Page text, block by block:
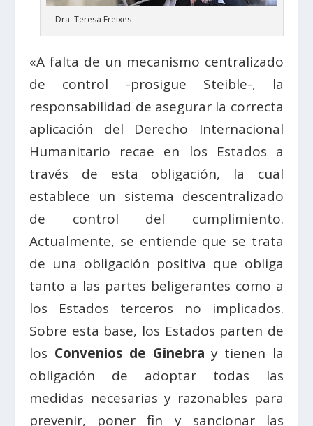
Dra. Teresa Freixes
«A falta de un mecanismo centralizado
de control -prosigue Steible-, la
responsabilidad de asegurar la correcta
aplicación del Derecho Internacional
Humanitario recae en los Estados a
través de esta obligación, la cual
establece un sistema descentralizado
de control del cumplimiento.
Actualmente, se entiende que se trata
de una obligación positiva que obliga
tanto a las partes beligerantes como a
los Estados terceros no implicados.
Sobre esta base, los Estados parten de
los Convenios de Ginebra y tienen la
obligación de adoptar todas las
medidas necesarias y razonables para
prevenir, poner fin y sancionar las